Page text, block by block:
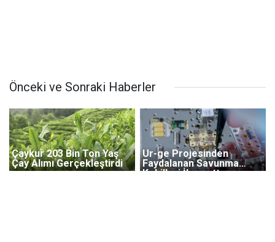
Önceki ve Sonraki Haberler
Çaykur 203 Bin Ton Yaş
Çay Alımı Gerçekleştirdi
Ur-ge Projesinden
Faydalanan Savunma
Kobi'leri İhracatta